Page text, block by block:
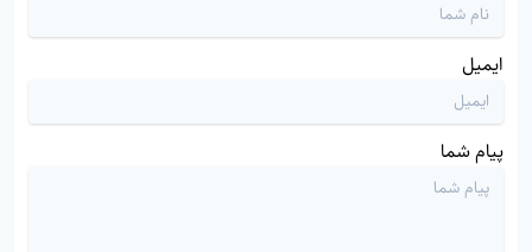
ایمیل
پیام شما